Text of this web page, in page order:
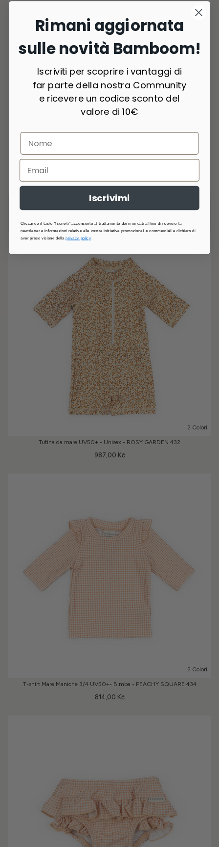
2 Colori
Tutina da mare UV50+ - Unisex - BEACH DAYS 438
2 Colori
Tutina da mare UV50+ - Unisex - ROSY GARDEN 432
987,00 Kč
2 Colori
T-shirt Mare Maniche 3/4 UV50+- Bimba - PEACHY SQUARE 434
814,00 Kč
Rimani aggiornata
sulle novità Bamboom!
Iscriviti per scoprire i vantaggi di
far parte della nostra Community
e ricevere un codice sconto del
valore di 10€
Iscrivimi
Cliccando il tasto "Iscriviti" acconsento al trattamento dei miei dati al fine di ricevere la
newsletter e informazioni relative alle vostre iniziative promozionali e commerciali e dichiaro di
aver preso visione dellaprivacy policy